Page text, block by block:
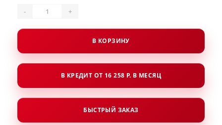
- +
В КОРЗИНУ
В КРЕДИТ ОТ 16 258 Р. В МЕСЯЦ
БЫСТРЫЙ ЗАКАЗ